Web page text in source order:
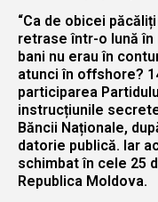
“Ca de obicei
retrase într-o lună în
bani nu erau în
atunci în offshore?
participarea
instrucțiunile
Băncii Naționale,
datorie publică. Iar
schimbat în cele 25
Republica Moldova.